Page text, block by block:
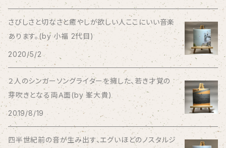
Bad Operation
Bagus!
BBBBBBB
The BEG
The Beths
さびしさと切なさと癒やしが欲しい人ここにいい音楽
あります。(by 小福 2代目)
2020/5/2
２人のシンガーソングライターを擁した、若き才覚の
芽吹きとなる両Ａ面(by 峯大貴)
2019/8/19
四半世紀前の音が生み出す、エグいほどのノスタルジ